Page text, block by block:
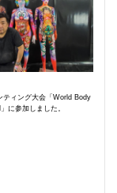
ティング大会「World Body
に参加しました。